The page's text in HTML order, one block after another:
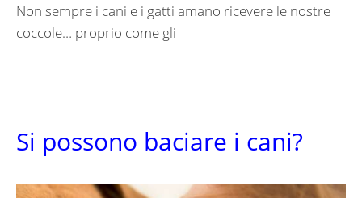
Non sempre i cani e i gatti amano ricevere le nostre
coccole… proprio come gli
Si possono baciare i cani?